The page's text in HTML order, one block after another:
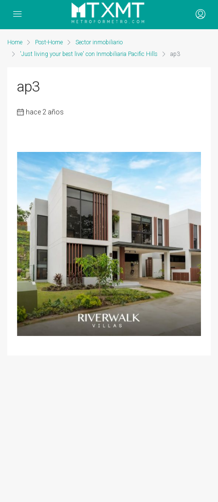
Home Post-Home
Sector inmobiliario
'Just living your best live' con Inmobiliaria Pacific Hills
ap3
ap3
hace 2 años